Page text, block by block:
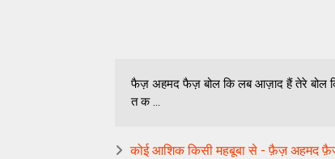
फैज़ अहमद फैज़ बोल कि लब आज़ाद हैं तेरे बोल
त क ...
कोई आशिक किसी महबूबा से - फ़ैज़ अहमद